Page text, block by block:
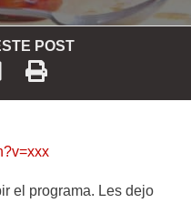
POST
el programa. Les dejo